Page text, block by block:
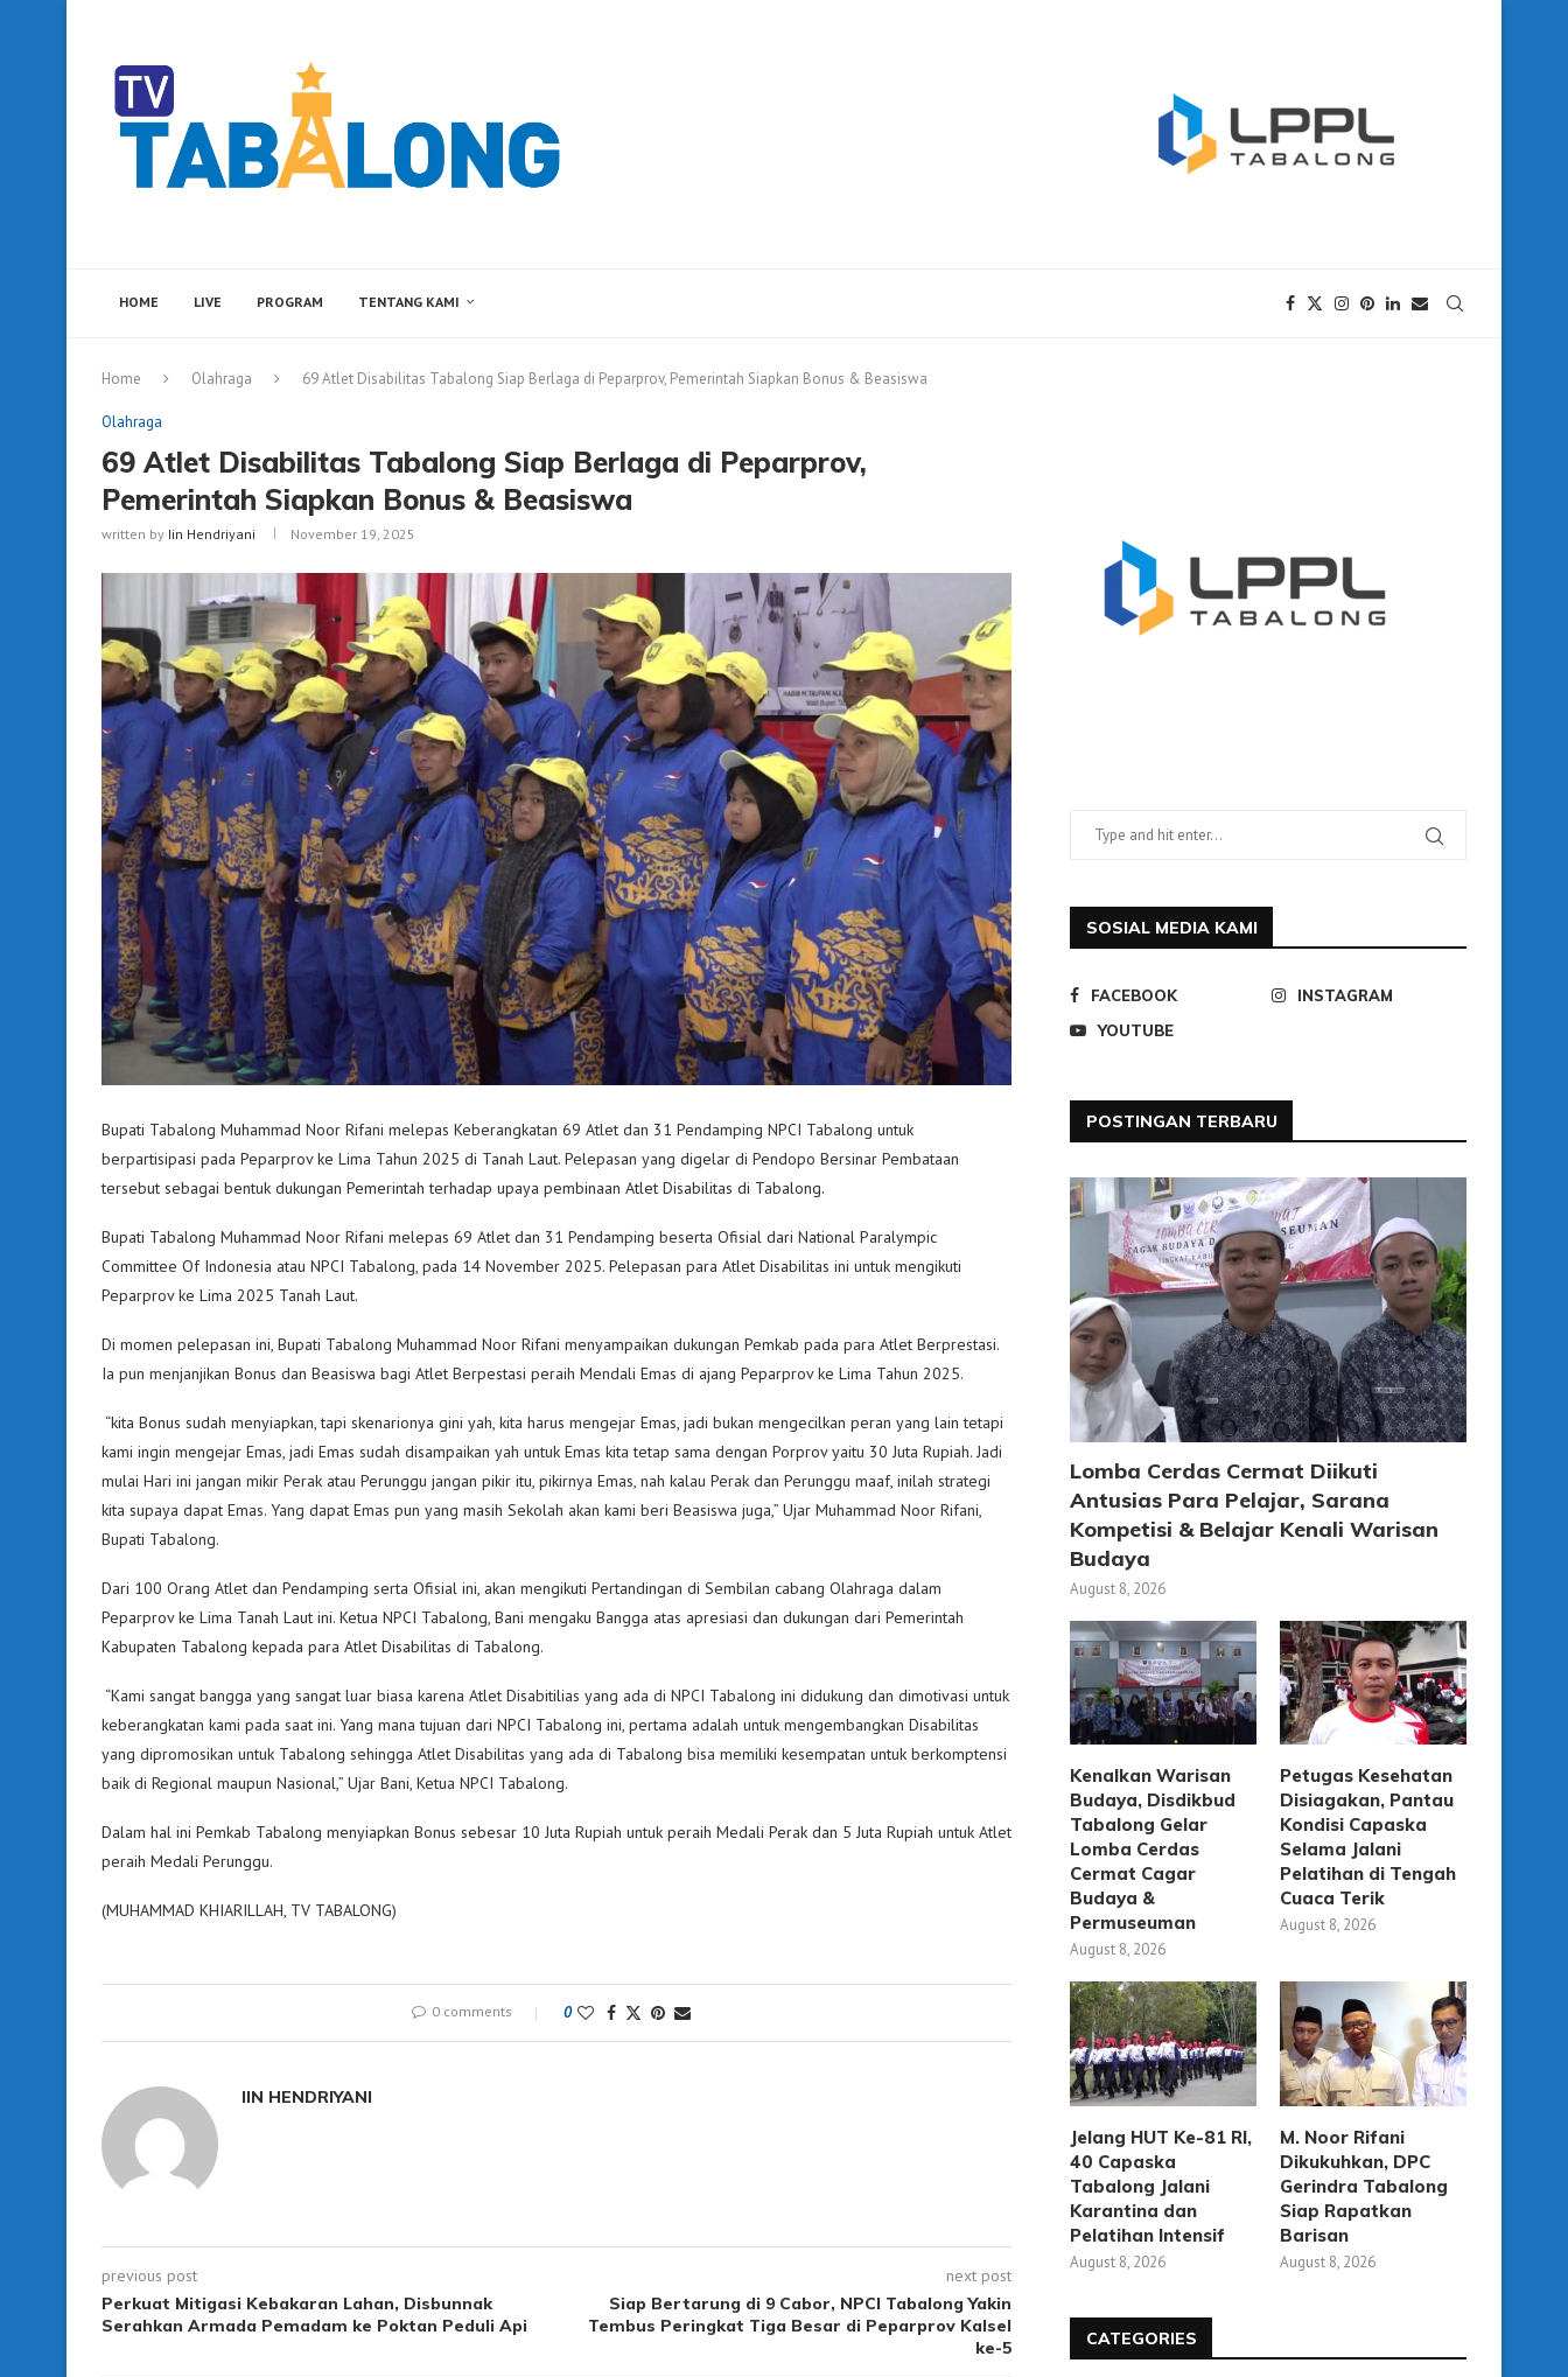
HOME LIVE PROGRAM TENTANG KAMI
Home Olahraga 69 Atlet Disabilitas Tabalong Siap Berlaga di Peparprov, Pemerintah Siapkan Bonus & Beasiswa
Olahraga
69 Atlet Disabilitas Tabalong Siap Berlaga di Peparprov,
Pemerintah Siapkan Bonus & Beasiswa
written by Iin Hendriyani November 19, 2025
Bupati Tabalong Muhammad Noor Rifani melepas Keberangkatan 69 Atlet dan 31 Pendamping NPCI Tabalong untuk
berpartisipasi pada Peparprov ke Lima Tahun 2025 di Tanah Laut. Pelepasan yang digelar di Pendopo Bersinar Pembataan
tersebut sebagai bentuk dukungan Pemerintah terhadap upaya pembinaan Atlet Disabilitas di Tabalong.
Bupati Tabalong Muhammad Noor Rifani melepas 69 Atlet dan 31 Pendamping beserta Ofisial dari National Paralympic
Committee Of Indonesia atau NPCI Tabalong, pada 14 November 2025. Pelepasan para Atlet Disabilitas ini untuk mengikuti
Peparprov ke Lima 2025 Tanah Laut.
Di momen pelepasan ini, Bupati Tabalong Muhammad Noor Rifani menyampaikan dukungan Pemkab pada para Atlet Berprestasi.
Ia pun menjanjikan Bonus dan Beasiswa bagi Atlet Berpestasi peraih Mendali Emas di ajang Peparprov ke Lima Tahun 2025.
“kita Bonus sudah menyiapkan, tapi skenarionya gini yah, kita harus mengejar Emas, jadi bukan mengecilkan peran yang lain tetapi
kami ingin mengejar Emas, jadi Emas sudah disampaikan yah untuk Emas kita tetap sama dengan Porprov yaitu 30 Juta Rupiah. Jadi
mulai Hari ini jangan mikir Perak atau Perunggu jangan pikir itu, pikirnya Emas, nah kalau Perak dan Perunggu maaf, inilah strategi
kita supaya dapat Emas. Yang dapat Emas pun yang masih Sekolah akan kami beri Beasiswa juga,” Ujar Muhammad Noor Rifani,
Bupati Tabalong.
Dari 100 Orang Atlet dan Pendamping serta Ofisial ini, akan mengikuti Pertandingan di Sembilan cabang Olahraga dalam
Peparprov ke Lima Tanah Laut ini. Ketua NPCI Tabalong, Bani mengaku Bangga atas apresiasi dan dukungan dari Pemerintah
Kabupaten Tabalong kepada para Atlet Disabilitas di Tabalong.
“Kami sangat bangga yang sangat luar biasa karena Atlet Disabitilias yang ada di NPCI Tabalong ini didukung dan dimotivasi untuk
keberangkatan kami pada saat ini. Yang mana tujuan dari NPCI Tabalong ini, pertama adalah untuk mengembangkan Disabilitas
yang dipromosikan untuk Tabalong sehingga Atlet Disabilitas yang ada di Tabalong bisa memiliki kesempatan untuk berkomptensi
baik di Regional maupun Nasional,” Ujar Bani, Ketua NPCI Tabalong.
Dalam hal ini Pemkab Tabalong menyiapkan Bonus sebesar 10 Juta Rupiah untuk peraih Medali Perak dan 5 Juta Rupiah untuk Atlet
peraih Medali Perunggu.
(MUHAMMAD KHIARILLAH, TV TABALONG)
0 comments 0
IIN HENDRIYANI
previous post
Perkuat Mitigasi Kebakaran Lahan, Disbunnak
Serahkan Armada Pemadam ke Poktan Peduli Api
next post
Siap Bertarung di 9 Cabor, NPCI Tabalong Yakin
Tembus Peringkat Tiga Besar di Peparprov Kalsel
ke-5
SOSIAL MEDIA KAMI
FACEBOOK
INSTAGRAM
YOUTUBE
POSTINGAN TERBARU
Lomba Cerdas Cermat Diikuti
Antusias Para Pelajar, Sarana
Kompetisi & Belajar Kenali Warisan
Budaya
August 8, 2026
Kenalkan Warisan
Budaya, Disdikbud
Tabalong Gelar
Lomba Cerdas
Cermat Cagar
Budaya &
Permuseuman
August 8, 2026
Petugas Kesehatan
Disiagakan, Pantau
Kondisi Capaska
Selama Jalani
Pelatihan di Tengah
Cuaca Terik
August 8, 2026
Jelang HUT Ke-81 RI,
40 Capaska
Tabalong Jalani
Karantina dan
Pelatihan Intensif
August 8, 2026
M. Noor Rifani
Dikukuhkan, DPC
Gerindra Tabalong
Siap Rapatkan
Barisan
August 8, 2026
CATEGORIES